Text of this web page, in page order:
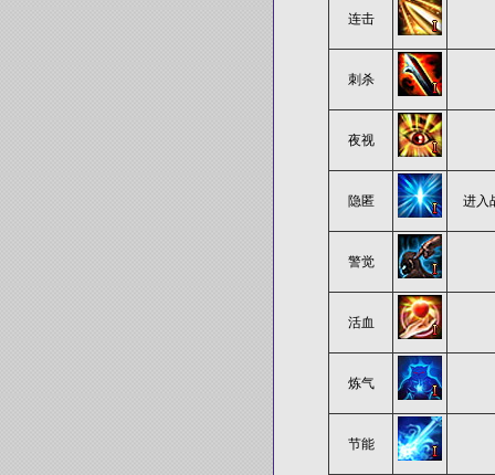
连击
刺杀
夜视
隐匿 进入
警觉
活血
炼气
节能